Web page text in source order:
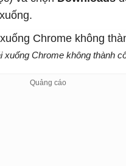
xuống Chrome không thành